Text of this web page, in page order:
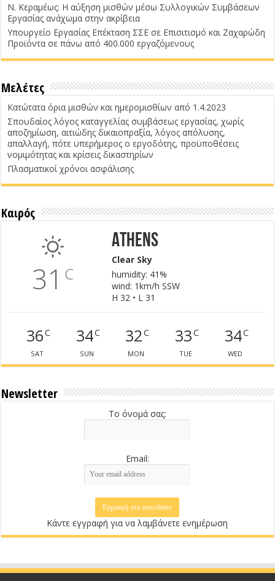
Ν. Κεραμέως: Η αύξηση μισθών μέσω Συλλογικών Συμβάσεων
Εργασίας ανάχωμα στην ακρίβεια
Υπουργείο Εργασίας Επέκταση ΣΣΕ σε Επισιτισμό και Ζαχαρώδη
Προϊόντα σε πάνω από 400.000 εργαζόμενους
Μελέτες
Κατώτατα όρια μισθών και ημερομισθίων από 1.4.2023
Σπουδαίος λόγος καταγγελίας συμβάσεως εργασίας, χωρίς
αποζημίωση, αιτιώδης δικαιοπραξία, λόγος απόλυσης,
απαλλαγή, πότε υπερήμερος ο εργοδότης, προϋποθέσεις
νομιμότητας και κρίσεις δικαστηρίων
Πλασματικοί χρόνοι ασφάλισης
Καιρός
31 C
Athens
Clear Sky
humidity: 41%
wind: 1km/h SSW
H 32 • L 31
36C
SAT
34C
SUN
32C
MON
33C
TUE
34C
WED
Newsletter
Το όνομά σας:
Email:
Κάντε εγγραφή για να λαμβάνετε ενημέρωση